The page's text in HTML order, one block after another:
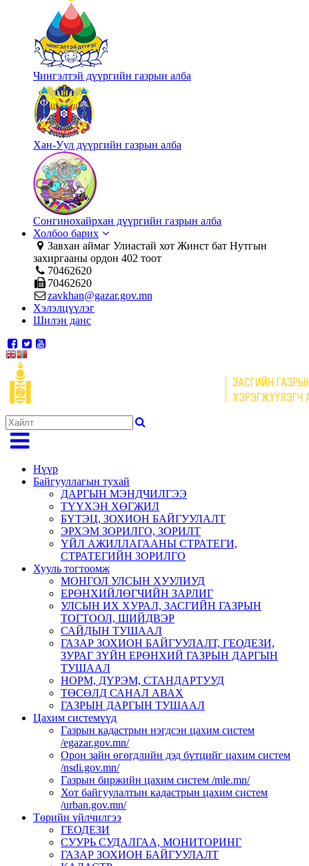
Чингэлтэй дүүргийн газрын алба
Хан-Уул дүүргийн газрын алба
Сонгинохайрхан дүүргийн газрын алба
Холбоо барих
Завхан аймаг Улиастай хот Жинст бат Нутгын
захиргааны ордон 402 тоот
70462620
70462620
zavkhan@gazar.gov.mn
Хэлэлцүүлэг
Шилэн данс
Нүүр
Байгууллагын тухай
ДАРГЫН МЭНДЧИЛГЭЭ
ТҮҮХЭН ХӨГЖИЛ
БҮТЭЦ, ЗОХИОН БАЙГУУЛАЛТ
ЭРХЭМ ЗОРИЛГО, ЗОРИЛТ
ҮЙЛ АЖИЛЛАГААНЫ СТРАТЕГИ,
СТРАТЕГИЙН ЗОРИЛГО
Хууль тогтоомж
МОНГОЛ УЛСЫН ХУУЛИУД
ЕРӨНХИЙЛӨГЧИЙН ЗАРЛИГ
УЛСЫН ИХ ХУРАЛ, ЗАСГИЙН ГАЗРЫН
ТОГТООЛ, ШИЙДВЭР
САЙДЫН ТУШААЛ
ГАЗАР ЗОХИОН БАЙГУУЛАЛТ, ГЕОДЕЗИ,
ЗУРАГ ЗҮЙН ЕРӨНХИЙ ГАЗРЫН ДАРГЫН
ТУШААЛ
НОРМ, ДҮРЭМ, СТАНДАРТУУД
ТӨСӨЛД САНАЛ АВАХ
ГАЗРЫН ДАРГЫН ТУШААЛ
Цахим системүүд
Газрын кадастрын нэгдсэн цахим систем
/egazar.gov.mn/
Орон зайн өгөгдлийн дэд бүтцийг цахим систем
/nsdi.gov.mn/
Газрын биржийн цахим систем /mle.mn/
Хот байгуулалтын кадастрын цахим систем
/urban.gov.mn/
Төрийн үйлчилгээ
ГЕОДЕЗИ
СУУРЬ СУДАЛГАА, МОНИТОРИНГ
ГАЗАР ЗОХИОН БАЙГУУЛАЛТ